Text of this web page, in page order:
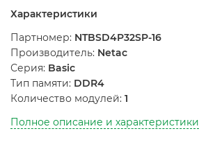
Характеристики
Партномер: NTBSD4P32SP-16
Производитель: Netac
Серия: Basic
Тип памяти: DDR4
Количество модулей: 1
Полное описание и характеристики